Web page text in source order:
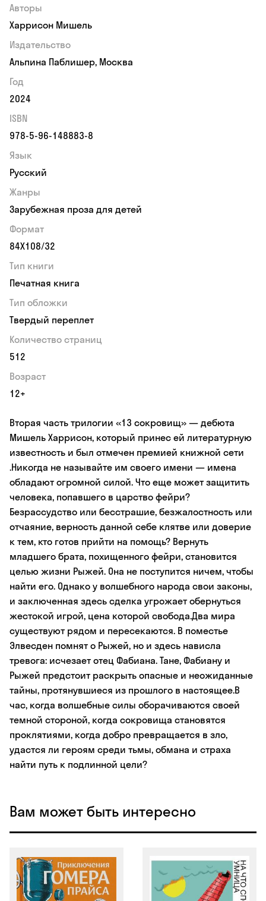
Авторы
Харрисон Мишель
Издательство
Альпина Паблишер, Москва
Год
2024
ISBN
978-5-96-148883-8
Язык
Русский
Жанры
Зарубежная проза для детей
Формат
84Х108/32
Тип книги
Печатная книга
Тип обложки
Твердый переплет
Количество страниц
512
Возраст
12+
Вторая часть трилогии «13 сокровищ» — дебюта
Мишель Харрисон, который принес ей литературную
известность и был отмечен премией книжной сети
.Никогда не называйте им своего имени — имена
обладают огромной силой. Что еще может защитить
человека, попавшего в царство фейри?
Безрассудство или бесстрашие, безжалостность или
отчаяние, верность данной себе клятве или доверие
к тем, кто готов прийти на помощь? Вернуть
младшего брата, похищенного фейри, становится
целью жизни Рыжей. Она не поступится ничем, чтобы
найти его. Однако у волшебного народа свои законы,
и заключенная здесь сделка угрожает обернуться
жестокой игрой, цена которой свобода.Два мира
существуют рядом и пересекаются. В поместье
Элвесден помнят о Рыжей, но и здесь нависла
тревога: исчезает отец Фабиана. Тане, Фабиану и
Рыжей предстоит раскрыть опасные и неожиданные
тайны, протянувшиеся из прошлого в настоящее.В
час, когда волшебные силы оборачиваются своей
темной стороной, когда сокровища становятся
проклятиями, когда добро превращается в зло,
удастся ли героям среди тьмы, обмана и страха
найти путь к подлинной цели?
Вам может быть интересно